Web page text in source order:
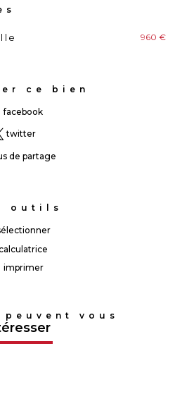
960 €
ce bien
facebook
twitter
de partage
outils
imprimer
peuvent vous